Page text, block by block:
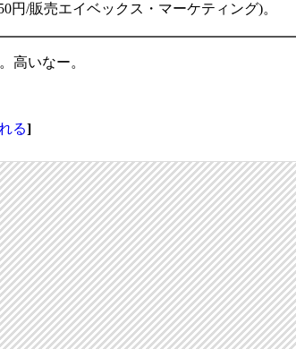
円/販売エイベックス・マーケティング)。
高いなー。
る]